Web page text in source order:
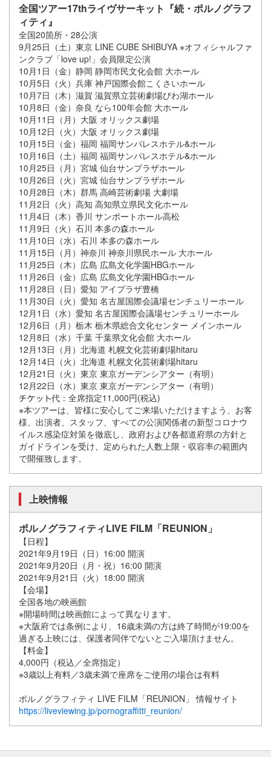
全国ツアー17thライヴサーキット『続・ポルノグラフ
ィティ』
全国20箇所・28公演
9月25日（土）東京 LINE CUBE SHIBUYA ※オフィシャルファ
ンクラブ「love up!」会員限定公演
10月1日（金）静岡 静岡市民文化会館 大ホール
10月5日（火）兵庫 神戸国際会館こくさいホール
10月7日（木）滋賀 滋賀県立芸術劇場びわ湖ホール
10月8日（金）奈良 なら100年会館 大ホール
10月11日（月）大阪 オリックス劇場
10月12日（火）大阪 オリックス劇場
10月15日（金）福岡 福岡サンパレスホテル&ホール
10月16日（土）福岡 福岡サンパレスホテル&ホール
10月25日（月）宮城 仙台サンプラザホール
10月26日（火）宮城 仙台サンプラザホール
10月28日（木）群馬 高崎芸術劇場 大劇場
11月2日（火）高知 高知県立県民文化ホール
11月4日（木）香川 サンポートホール高松
11月9日（火）石川 本多の森ホール
11月10日（水）石川 本多の森ホール
11月15日（月）神奈川 神奈川県民ホール 大ホール
11月25日（木）広島 広島文化学園HBGホール
11月26日（金）広島 広島文化学園HBGホール
11月28日（日）愛知 アイプラザ豊橋
11月30日（火）愛知 名古屋国際会議場センチュリーホール
12月1日（水）愛知 名古屋国際会議場センチュリーホール
12月6日（月）栃木 栃木県総合文化センター メインホール
12月8日（水）千葉 千葉県文化会館 大ホール
12月13日（月）北海道 札幌文化芸術劇場hitaru
12月14日（火）北海道 札幌文化芸術劇場hitaru
12月21日（火）東京 東京ガーデンシアター（有明）
12月22日（水）東京 東京ガーデンシアター（有明）
代：全席指定11,000円(税込)
※本ツアーは、皆様に安心してご来場いただけますよう、お客
様、出演者、スタッフ、すべての公演関係者の新型コロナウ
イルス感染症対策を徹底し、政府および各都道府県の方針と
ガイドラインを受け、定められた人数上限・収容率の範囲内
で開催致します。
上映情報
ポルノグラフィティLIVE FILM「REUNION」
【日程】
2021年9月19日（日）16:00 開演
2021年9月20日（月・祝）16:00 開演
2021年9月21日（火）18:00 開演
【会場】
全国各地の映画館
※開場時間は映画館によって異なります。
※大阪府では条例により、16歳未満の方は終了時間が19:00を
過ぎる上映には、保護者同伴でないとご入場頂けません。
【料金】
4,000円（税込／全席指定）
※3歳以上有料／3歳未満で座席をご使用の場合は有料
ポルノグラフィティ LIVE FILM「REUNION」 情報サイト
https://liveviewing.jp/pornograffitti_reunion/